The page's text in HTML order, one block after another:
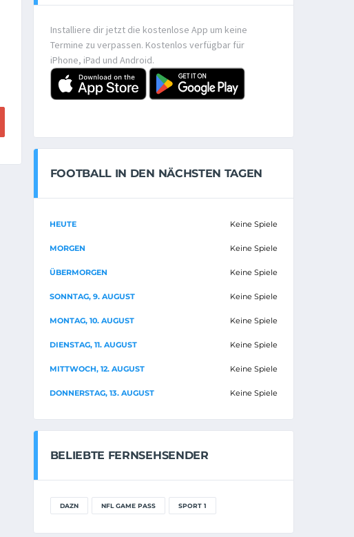
Installiere dir jetzt die kostenlose App um keine
Termine zu verpassen. Kostenlos verfügbar für
iPhone, iPad und Android.
FOOTBALL IN DEN NÄCHSTEN TAGEN
HEUTE Keine Spiele
MORGEN Keine Spiele
ÜBERMORGEN Keine Spiele
SONNTAG, 9. AUGUST Keine Spiele
MONTAG, 10. AUGUST Keine Spiele
DIENSTAG, 11. AUGUST Keine Spiele
MITTWOCH, 12. AUGUST Keine Spiele
DONNERSTAG, 13. AUGUST Keine Spiele
BELIEBTE FERNSEHSENDER
DAZN NFL GAME PASS SPORT 1